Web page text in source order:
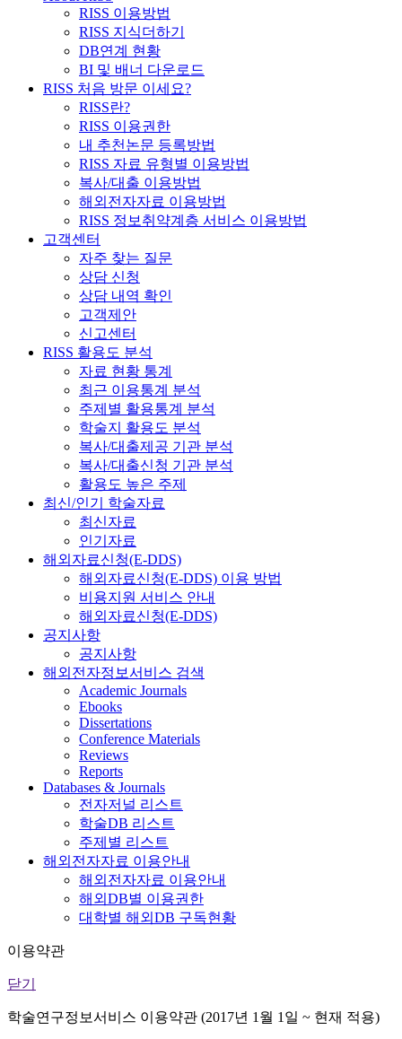
RISS 이용방법
RISS 지식더하기
DB연계 현황
BI 및 배너 다운로드
RISS 처음 방문 이세요?
RISS란?
RISS 이용권한
내 추천논문 등록방법
RISS 자료 유형별 이용방법
복사/대출 이용방법
해외전자자료 이용방법
RISS 정보취약계층 서비스 이용방법
고객센터
자주 찾는 질문
상담 신청
상담 내역 확인
고객제안
신고센터
RISS 활용도 분석
자료 현황 통계
최근 이용통계 분석
주제별 활용통계 분석
학술지 활용도 분석
복사/대출제공 기관 분석
복사/대출신청 기관 분석
활용도 높은 주제
최신/인기 학술자료
최신자료
인기자료
해외자료신청(E-DDS)
해외자료신청(E-DDS) 이용 방법
비용지원 서비스 안내
해외자료신청(E-DDS)
공지사항
공지사항
해외전자정보서비스 검색
Academic Journals
Ebooks
Dissertations
Conference Materials
Reviews
Reports
Databases & Journals
전자저널 리스트
학술DB 리스트
주제별 리스트
해외전자자료 이용안내
해외전자자료 이용안내
해외DB별 이용권한
대학별 해외DB 구독현황
이용약관
닫기
학술연구정보서비스 이용약관 (2017년 1월 1일 ~ 현재 적용)